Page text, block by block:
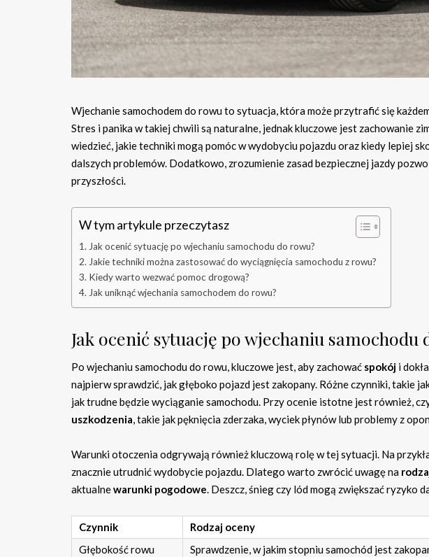
Wjechanie samochodem do rowu to sytuacja, która może przytrafić się
Stres i panika w takiej chwili są naturalne, jednak kluczowe jest zachowanie
wiedzieć, jakie techniki mogą pomóc w wydobyciu pojazdu oraz kiedy lepiej
dalszych problemów. Dodatkowo, zrozumienie zasad bezpiecznej jazdy
przyszłości.
W tym artykule przeczytasz
Jak ocenić sytuację po wjechaniu samochodu do rowu?
Jakie techniki można zastosować do wyciągnięcia samochodu z rowu?
Kiedy warto wezwać pomoc drogową?
Jak uniknąć wjechania samochodem do rowu?
Jak ocenić sytuację po wjechaniu samochodu
Po wjechaniu samochodu do rowu, kluczowe jest, aby zachować spokój i
najpierw sprawdzić, jak głęboko pojazd jest zakopany. Różne czynniki, takie
jak trudne będzie wyciąganie samochodu. Przy ocenie istotne jest również,
uszkodzenia, takie jak pęknięcia zderzaka, wyciek płynów lub problemy z
Warunki otoczenia odgrywają również kluczową rolę w tej sytuacji. Na
znacznie utrudnić wydobycie pojazdu. Dlatego warto zwrócić uwagę na
aktualnewarunki pogodowe. Deszcz, śnieg czy lód mogą zwiększać ryzyko
Czynnik
Rodzaj oceny
Głębokość rowu
Sprawdzenie, w jakim stopniu samochód jest